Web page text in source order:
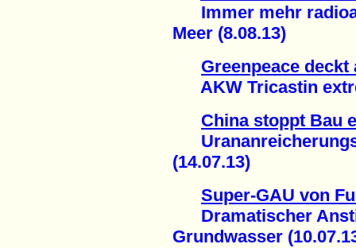
Immer mehr
Meer (8.08.13)
Greenpeace deckt
AKW Tricastin
China stoppt Bau
(14.07.13)
Super-GAU von
Dramatischer
Grundwasser